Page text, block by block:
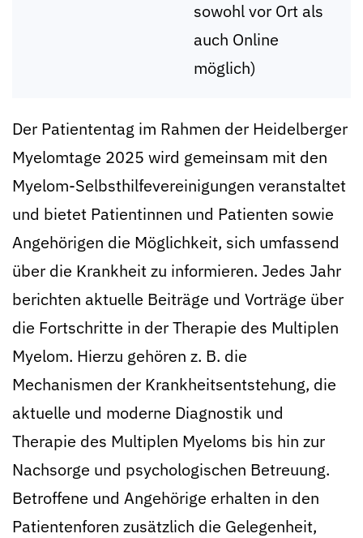
sowohl vor Ort als
auch Online
möglich)
Der Patiententag im Rahmen der Heidelberger
Myelomtage 2025 wird gemeinsam mit den
Myelom-Selbsthilfevereinigungen veranstaltet
und bietet Patientinnen und Patienten sowie
Angehörigen die Möglichkeit, sich umfassend
über die Krankheit zu informieren. Jedes Jahr
berichten aktuelle Beiträge und Vorträge über
die Fortschritte in der Therapie des Multiplen
Myelom. Hierzu gehören z. B. die
Mechanismen der Krankheitsentstehung, die
aktuelle und moderne Diagnostik und
Therapie des Multiplen Myeloms bis hin zur
Nachsorge und psychologischen Betreuung.
Betroffene und Angehörige erhalten in den
Patientenforen zusätzlich die Gelegenheit,